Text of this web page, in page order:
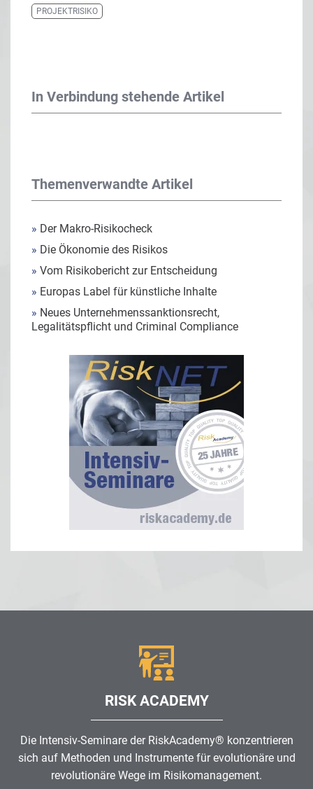
PROJEKTRISIKO
In Verbindung stehende Artikel
Themenverwandte Artikel
» Der Makro-Risikocheck
» Die Ökonomie des Risikos
» Vom Risikobericht zur Entscheidung
» Europas Label für künstliche Inhalte
» Neues Unternehmenssanktionsrecht,
Legalitätspflicht und Criminal Compliance
RISK ACADEMY
Die Intensiv-Seminare der RiskAcademy® konzentrieren
sich auf Methoden und Instrumente für evolutionäre und
revolutionäre Wege im Risikomanagement.